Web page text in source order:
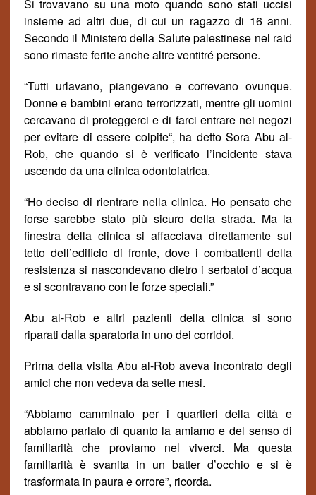
Si trovavano su una moto quando sono stati uccisi
insieme ad altri due, di cui un ragazzo di 16 anni.
Secondo il Ministero della Salute palestinese nel raid
sono rimaste ferite anche altre ventitré persone.
“Tutti urlavano, piangevano e correvano ovunque.
Donne e bambini erano terrorizzati, mentre gli uomini
cercavano di proteggerci e di farci entrare nei negozi
per evitare di essere colpite“, ha detto Sora Abu al-
Rob, che quando si è verificato l’incidente stava
uscendo da una clinica odontoiatrica.
“Ho deciso di rientrare nella clinica. Ho pensato che
forse sarebbe stato più sicuro della strada. Ma la
finestra della clinica si affacciava direttamente sul
tetto dell’edificio di fronte, dove i combattenti della
resistenza si nascondevano dietro i serbatoi d’acqua
e si scontravano con le forze speciali.”
Abu al-Rob e altri pazienti della clinica si sono
riparati dalla sparatoria in uno dei corridoi.
Prima della visita Abu al-Rob aveva incontrato degli
amici che non vedeva da sette mesi.
“Abbiamo camminato per i quartieri della cittàe
abbiamo parlato di quanto la amiamo e del senso di
familiarità che proviamo nel viverci. Ma questa
familiarità è svanita in un batter d’occhio e si è
trasformata in paura e orrore”, ricorda.